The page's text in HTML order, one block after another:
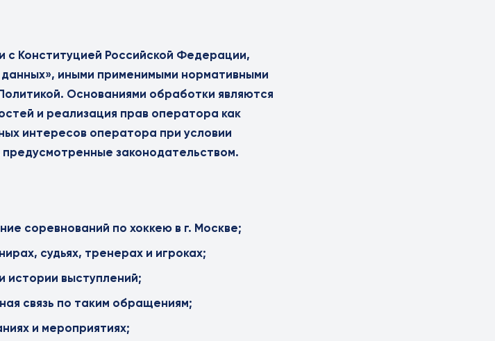
Конституцией Российской Федерации,
иными применимыми нормативными
Основаниями обработки являются
и реализация прав оператора как
интересов оператора при условии
законодательством.
соревнований по хоккею в г. Москве;
судьях, тренерах и игроках;
истории выступлений;
связь по таким обращениям;
и мероприятиях;